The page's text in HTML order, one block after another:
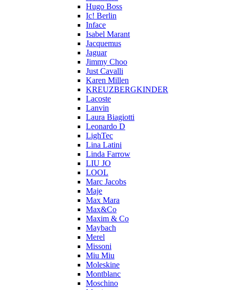
Hugo Boss
Ic! Berlin
Inface
Isabel Marant
Jacquemus
Jaguar
Jimmy Choo
Just Cavalli
Karen Millen
KREUZBERGKINDER
Lacoste
Lanvin
Laura Biagiotti
Leonardo D
LighTec
Lina Latini
Linda Farrow
LIU JO
LOOL
Marc Jacobs
Maje
Max Mara
Max&Co
Maxim & Co
Maybach
Merel
Missoni
Miu Miu
Moleskine
Montblanc
Moschino